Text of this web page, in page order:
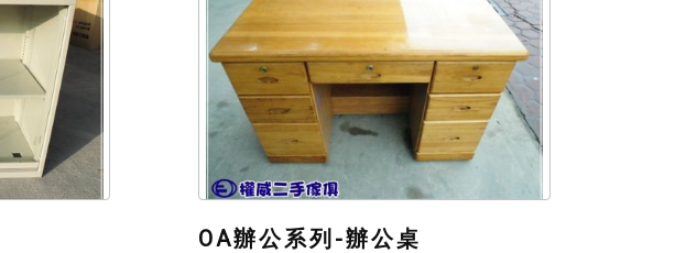
OA辦公系列-辦公桌